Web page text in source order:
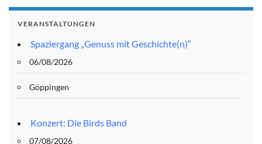
VERANSTALTUNGEN
Spaziergang „Genuss mit Geschichte(n)“
06/08/2026
Göppingen
Konzert: Die Birds Band
07/08/2026